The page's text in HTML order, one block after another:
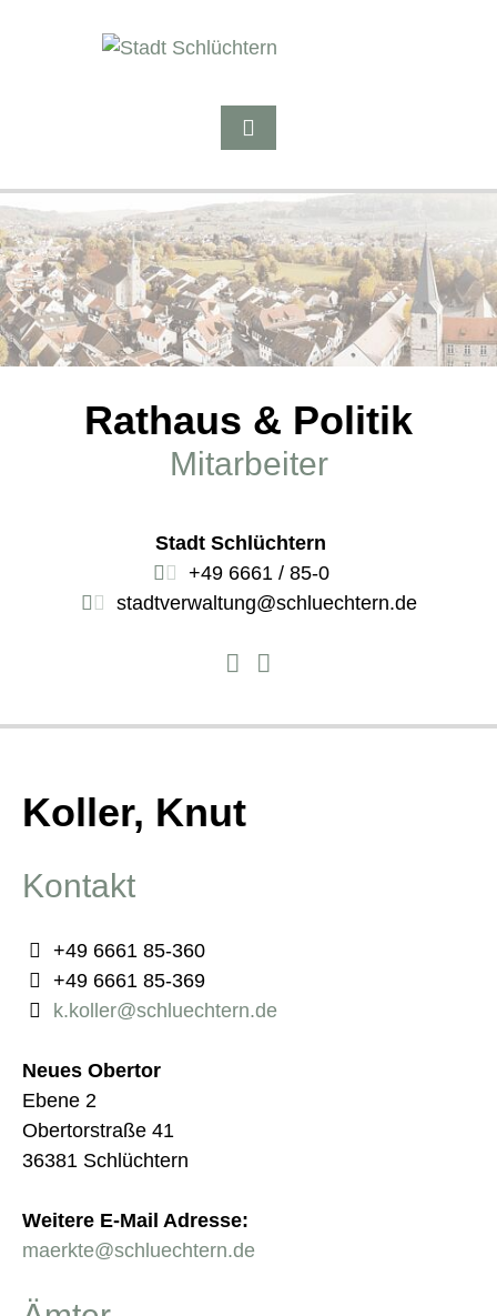
Rathaus & Politik
Mitarbeiter
Stadt Schlüchtern
+49 6661 / 85-0
stadtverwaltung@schluechtern.de
Koller, Knut
Kontakt
+49 6661 85-360
+49 6661 85-369
k.koller@schluechtern.de
Neues Obertor
Ebene 2
Obertorstraße 41
36381 Schlüchtern
Weitere E-Mail Adresse:
maerkte@schluechtern.de